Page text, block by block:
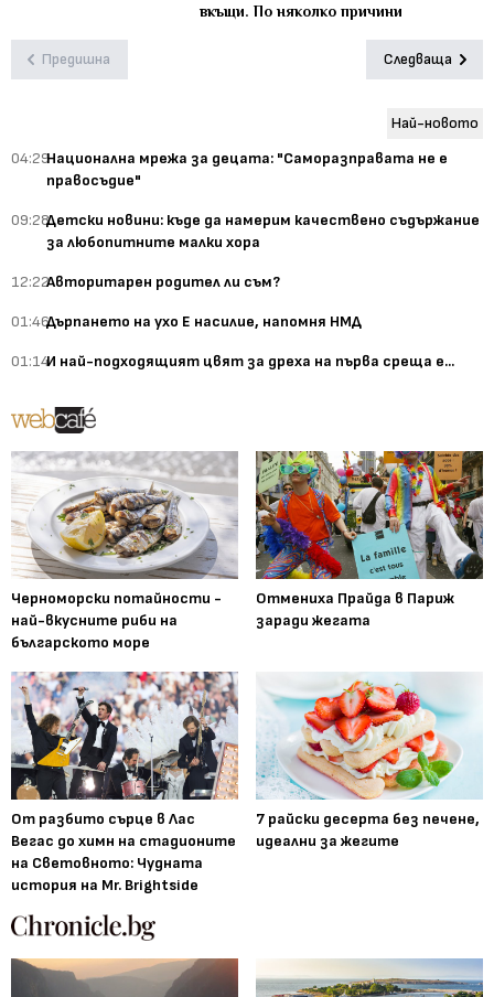
вкъщи. По няколко причини
Предишна Следваща
Най-новото
04:29Национална мрежа за децата: "Саморазправата не е
правосъдие"
09:28Детски новини: къде да намерим качествено съдържание
за любопитните малки хора
12:22Авторитарен родител ли съм?
01:46Дърпането на ухо Е насилие, напомня НМД
01:14И най-подходящият цвят за дреха на първа среща е...
Черноморски потайности -
най-вкусните риби на
българското море
Отмениха Прайда в Париж
заради жегата
От разбито сърце в Лас
Вегас до химн на стадионите
на Световното: Чудната
история на Mr. Brightside
7 райски десерта без печене,
идеални за жегите